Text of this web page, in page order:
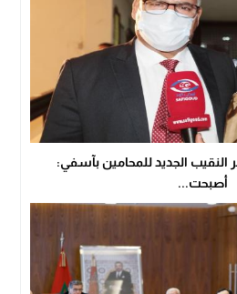
النقيب الجديد للمحامين بآسفي:
أصبحت...